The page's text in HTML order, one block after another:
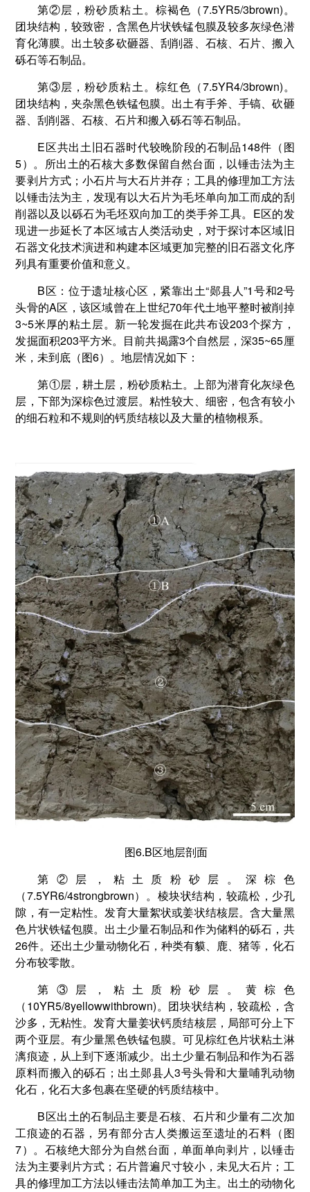
第②层，粉砂质粘土。棕褐色（7.5YR5/3brown)。
团块结构，较致密，含黑色片状铁锰包膜及较多灰绿色潜
育化薄膜。出土较多砍砸器、刮削器、石核、石片、搬入
砾石等石制品。
第③层，粉砂质粘土。棕红色（7.5YR4/3brown)。
团块结构，夹杂黑色铁锰包膜。出土有手斧、手镐、砍砸
器、刮削器、石核、石片和搬入砾石等石制品。
E区共出土旧石器时代较晚阶段的石制品148件（图
5）。所出土的石核大多数保留自然台面，以锤击法为主
要剥片方式；小石片与大石片并存；工具的修理加工方法
以锤击法为主，发现有以大石片为毛坯单向加工而成的刮
削器以及以砾石为毛坯双向加工的类手斧工具。E区的发
现进一步延长了本区域古人类活动史，对于探讨本区域旧
石器文化技术演进和构建本区域更加完整的旧石器文化序
列具有重要价值和意义。
B区：位于遗址核心区，紧靠出土“郧县人”1号和2号
头骨的A区，该区域曾在上世纪70年代土地平整时被削掉
3~5米厚的粘土层。新一轮发掘在此共布设203个探方，
发掘面积203平方米。目前共揭露3个自然层，深35~65厘
米，未到底（图6）。地层情况如下：
第①层，耕土层，粉砂质粘土。上部为潜育化灰绿色
层，下部为深棕色过渡层。粘性较大、细密，包含有较小
的细石粒和不规则的钙质结核以及大量的植物根系。
图6.B区地层剖面
第②层，粘土质粉砂层。深棕色
（7.5YR6/4strongbrown）。棱块状结构，较疏松，少孔
隙，有一定粘性。发育大量絮状或姜状结核层。含大量黑
色片状铁锰包膜。出土少量石制品和作为储料的砾石，共
26件。还出土少量动物化石，种类有貘、鹿、猪等，化石
分布较零散。
第③层，粘土质粉砂层。黄棕色
（10YR5/8yellowwithbrown)。团块状结构，较疏松，含
沙多，无粘性。发育大量姜状钙质结核层，局部可分上下
两个亚层。有少量黑色铁锰包膜。可见棕红色片状粘土淋
漓痕迹，从上到下逐渐减少。出土少量石制品和作为石器
原料而搬入的砾石；出土郧县人3号头骨和大量哺乳动物
化石，化石大多包裹在坚硬的钙质结核中。
B区出土的石制品主要是石核、石片和少量有二次加
工痕迹的石器，另有部分古人类搬运至遗址的石料（图
7）。石核绝大部分为自然台面，单面单向剥片，以锤击
法为主要剥片方式；石片普遍尺寸较小，未见大石片；工
具的修理加工方法以锤击法简单加工为主。出土的动物化